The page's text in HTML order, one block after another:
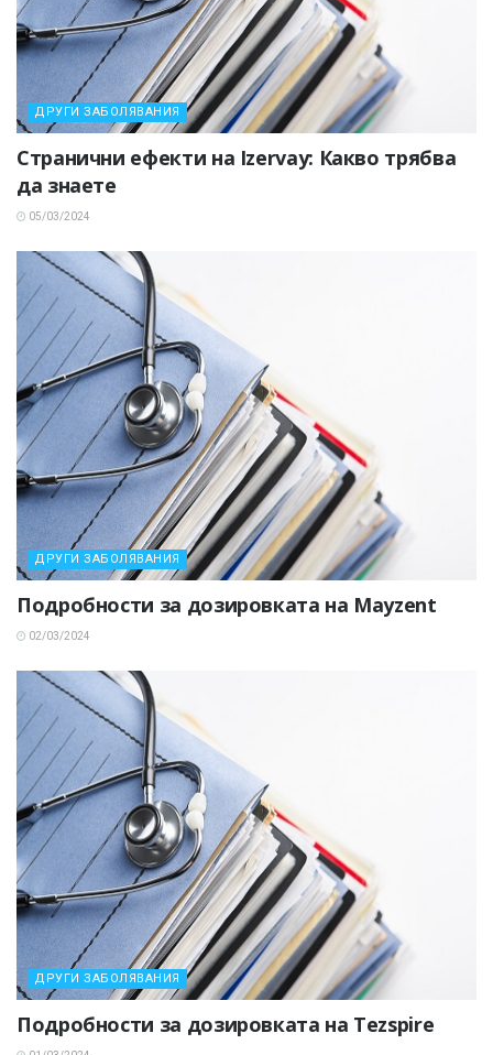
ДРУГИ ЗАБОЛЯВАНИЯ
Странични ефекти на Izervay: Какво трябва
да знаете
05/03/2024
ДРУГИ ЗАБОЛЯВАНИЯ
Подробности за дозировката на Mayzent
02/03/2024
ДРУГИ ЗАБОЛЯВАНИЯ
Подробности за дозировката на Tezspire